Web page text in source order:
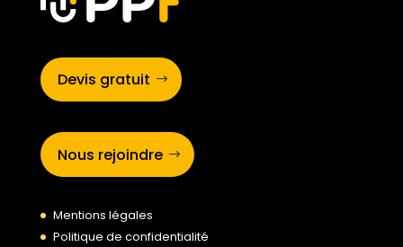
Devis gratuit
Nous rejoindre
Mentions légales
Politique de confidentialité